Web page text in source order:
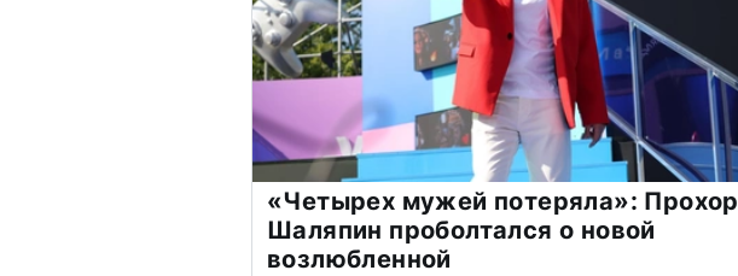
«Четырех мужей потеряла»: Прохор
Шаляпин проболтался о новой
возлюбленной